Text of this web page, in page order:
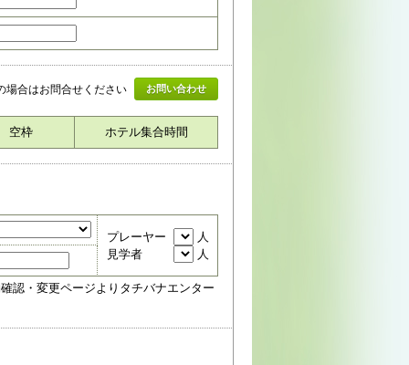
場合はお問合せください お問い合わせ
空枠 ホテル集合時間
プレーヤー
人
見学者
人
認・変更ページよりタチバナエンター